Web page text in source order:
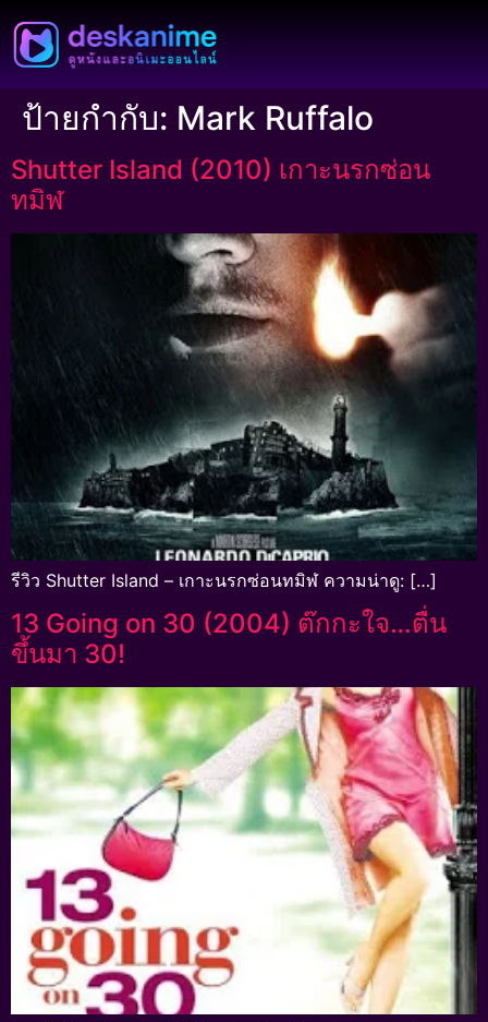
ป้ายกำกับ: Mark Ruffalo
Shutter Island (2010) เกาะนรกซ่อน
ทมิฬ
รีวิว Shutter Island – เกาะนรกซ่อนทมิฬ ความน่าดู: […]
13 Going on 30 (2004) ต๊กกะใจ…ตื่น
ขึ้นมา 30!